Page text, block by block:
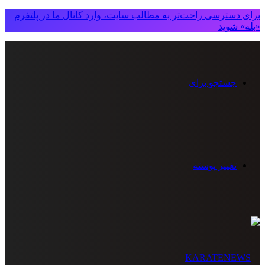
برای دسترسی راحت‌تر به مطالب سایت، وارد کانال ما در پلتفرم
«بله» شوید
جستجو برای
تغییر پوسته